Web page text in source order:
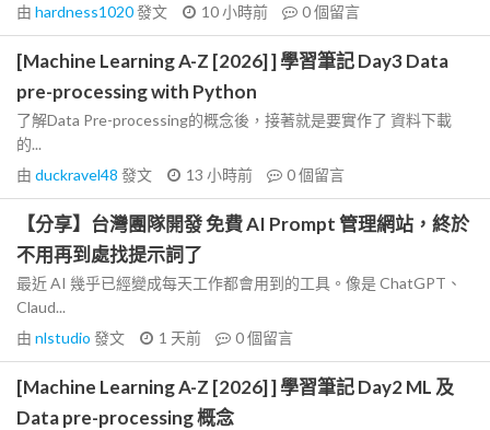
由 hardness1020發文 10 小時前 0個留言
[Machine Learning A-Z [2026] ] 學習筆記 Day3 Data
pre-processing with Python
了解Data Pre-processing的概念後，接著就是要實作了 資料下載
的...
由 duckravel48 發文 13 小時前 0個留言
【分享】台灣團隊開發 免費 AI Prompt 管理網站，終於
不用再到處找提示詞了
最近 AI 幾乎已經變成每天工作都會用到的工具。像是 ChatGPT、
Claud...
由 nlstudio 發文 1 天前 0個留言
[Machine Learning A-Z [2026] ] 學習筆記 Day2 ML 及
Data pre-processing 概念